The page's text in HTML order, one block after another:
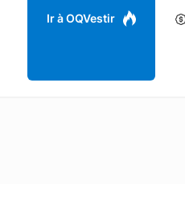
Ir à OQVestir